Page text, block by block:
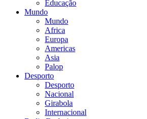
Educação
Mundo
Mundo
Africa
Europa
Americas
Asia
Palop
Desporto
Desporto
Nacional
Girabola
Internacional